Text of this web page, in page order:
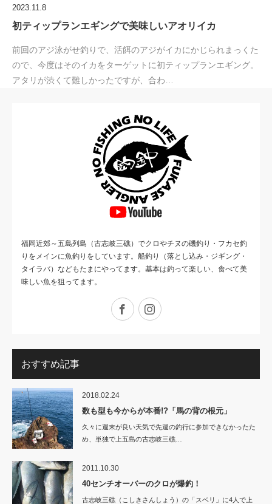
2023.11.8
初ティップランエギングで美味しいアオリイカ
前回のアジ泳がせ釣りで、活餌のアジがイカにかじられまっくた
ので、今度はそのイカをターゲットに初ティップランエギング。
アタリが渋くて難しかったですが、合わ…
福岡近郊～五島列島（古志岐三礁）でクロやチヌの磯釣り・フカセ釣
りをメインに魚釣りをしています。船釣り（落とし込み・ジギング・
タイラバ）などもたまにやってます。基本は釣って楽しい、食べて美
味しい魚を狙ってます。
FacebookInstagram
おすすめ記事
2018.02.24
数も型も今からが本番!?「馬の背の根元」
久々に週末が良い天気で先週の釣行に参加できなかったた
め、単独で上五島の古志岐三礁…
2011.10.30
40センチオーバーのクロが爆釣！
古志岐三礁（こしきさんしょう）の「スベリ」に4人で上